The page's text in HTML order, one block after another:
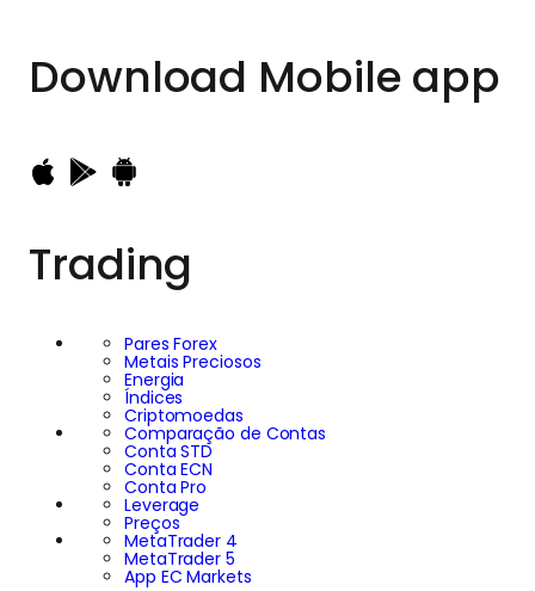
Download Mobile app
Trading
Pares Forex
Metais Preciosos
Energia
Índices
Criptomoedas
Comparação de Contas
Conta STD
Conta ECN
Conta Pro
Leverage
Preços
MetaTrader 4
MetaTrader 5
App EC Markets